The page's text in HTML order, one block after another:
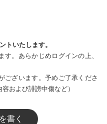
トいたします。
。あらかじめログインの上、
ざいます。予めご了承くださ
および誹謗中傷など）
書く